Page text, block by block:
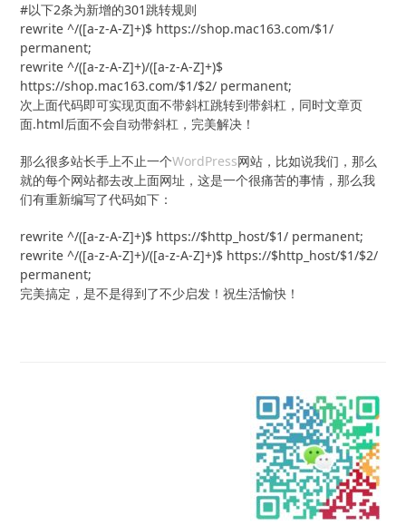
#以下2条为新增的301跳转规则
rewrite ^/([a-z-A-Z]+)$ https://shop.mac163.com/$1/
permanent;
rewrite ^/([a-z-A-Z]+)/([a-z-A-Z]+)$
https://shop.mac163.com/$1/$2/ permanent;
次上面代码即可实现页面不带斜杠跳转到带斜杠，同时文章页
面.html后面不会自动带斜杠，完美解决！
那么很多站长手上不止一个WordPress网站，比如说我们，那么
就的每个网站都去改上面网址，这是一个很痛苦的事情，那么我
们有重新编写了代码如下：
rewrite ^/([a-z-A-Z]+)$ https://$http_host/$1/ permanent;
rewrite ^/([a-z-A-Z]+)/([a-z-A-Z]+)$ https://$http_host/$1/$2/
permanent;
完美搞定，是不是得到了不少启发！祝生活愉快！